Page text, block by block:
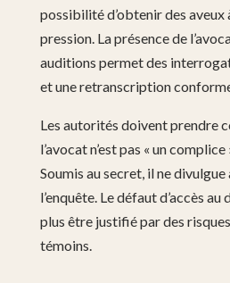
possibilité d’obtenir des aveux
pression. La présence de
auditions permet des
et une retranscription
Les autorités doivent prendre
l’avocat n’est pas « un
Soumis au secret, il ne
l’enquête. Le défaut d’accès
plus être justifié par des
témoins.